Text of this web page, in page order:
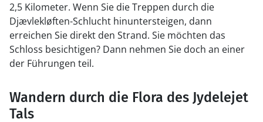
2,5 Kilometer. Wenn Sie die Treppen durch die
Djævlekløften-Schlucht hinuntersteigen, dann
erreichen Sie direkt den Strand. Sie möchten das
Schloss besichtigen? Dann nehmen Sie doch an einer
der Führungen teil.
Wandern durch die Flora des Jydelejet
Tals